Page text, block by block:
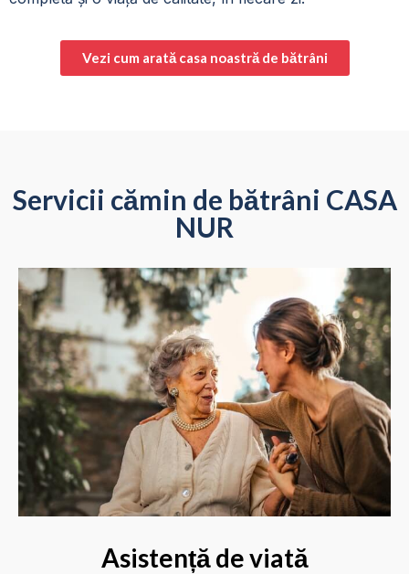
Vezi cum arată casa noastră de bătrâni
Servicii cămin de bătrâni CASA
NUR
Asistență de viată